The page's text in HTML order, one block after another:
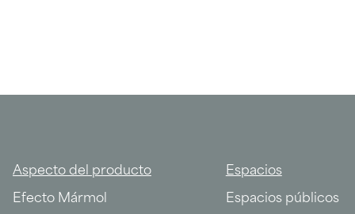
Aspecto del producto
Efecto Mármol
Espacios
Espacios públicos